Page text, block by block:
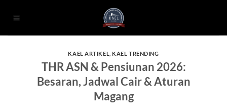
KAEL ARTIKEL ,KAEL TRENDING
THR ASN & Pensiunan 2026:
Besaran, Jadwal Cair & Aturan
Magang